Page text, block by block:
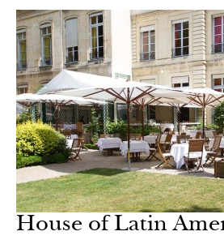
House of Latin